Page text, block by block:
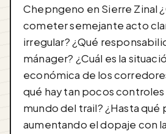
Chepngeno en Sierre Zinal
cometer semejante acto
irregular? ¿Qué
mánager? ¿Cuál es la
económica de los
qué hay tan pocos
mundo del trail? ¿Hasta qué
aumentando el dopaje con la